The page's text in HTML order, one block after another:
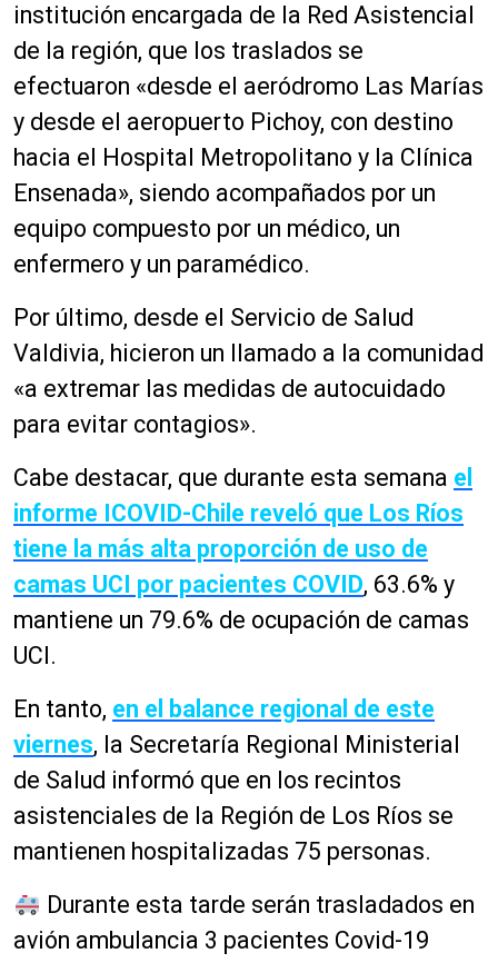
institución encargada de la Red Asistencial
de la región, que los traslados se
efectuaron «desde el aeródromo Las Marías
y desde el aeropuerto Pichoy, con destino
hacia el Hospital Metropolitano y la Clínica
Ensenada», siendo acompañados por un
equipo compuesto por un médico, un
enfermero y un paramédico.
Por último, desde el Servicio de Salud
Valdivia, hicieron un llamado a la comunidad
«a extremar las medidas de autocuidado
para evitar contagios».
Cabe destacar, que durante esta semana el
informe ICOVID-Chile reveló que Los Ríos
tiene la más alta proporción de uso de
camas UCI por pacientes COVID, 63.6% y
mantiene un 79.6% de ocupación de camas
UCI.
En tanto, en el balance regional de este
viernes, la Secretaría Regional Ministerial
de Salud informó que en los recintos
asistenciales de la Región de Los Ríos se
mantienen hospitalizadas 75 personas.
Durante esta tarde serán trasladados en
avión ambulancia 3 pacientes Covid-19